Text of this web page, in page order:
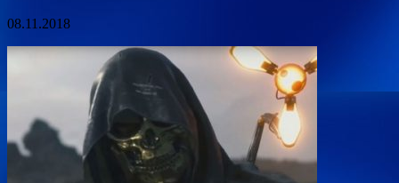
08.11.2018